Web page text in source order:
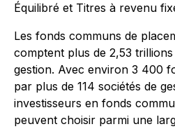
Équilibré et Titres à revenu
Les fonds communs de
comptent plus de 2,53
gestion. Avec environ 3 400
par plus de 114 sociétés de
investisseurs en fonds
peuvent choisir parmi une